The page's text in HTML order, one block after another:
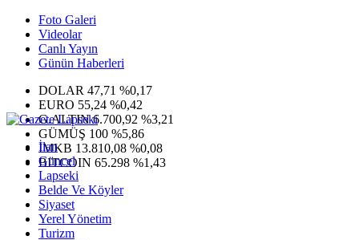
Foto Galeri
Videolar
Canlı Yayın
Günün Haberleri
DOLAR 47,71 %0,17
EURO 55,24 %0,42
G.ALTIN6.700,92 %3,21
GÜMÜŞ 100 %5,86
IMKB 13.810,08 %0,08
BITCOIN 65.298 %1,43
İlan
Güncel
Lapseki
Belde Ve Köyler
Siyaset
Yerel Yönetim
Turizm